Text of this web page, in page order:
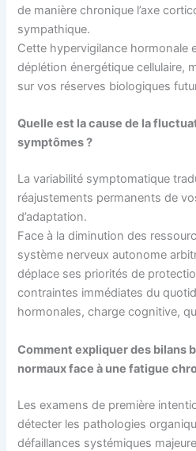
de manière chronique l’axe
sympathique.
Cette hypervigilance hormonale
déplétion énergétique cellulaire,
sur vos réserves biologiques
Quelle est la cause de la
symptômes ?
La variabilité symptomatique
réajustements permanents de
d’adaptation.
Face à la diminution des
système nerveux autonome
déplace ses priorités de
contraintes immédiates du
hormonales, charge cognitive,
Comment expliquer des bilans
normaux face à une fatigue
Les examens de première
détecter les pathologies
défaillances systémiques